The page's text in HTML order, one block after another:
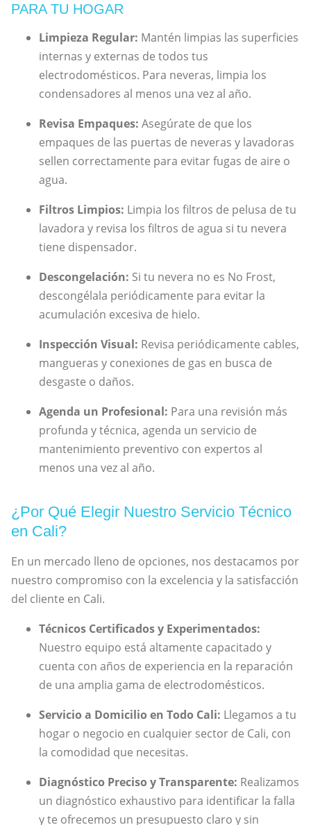
PARA TU HOGAR
Limpieza Regular: Mantén limpias las superficies
internas y externas de todos tus
electrodomésticos. Para neveras, limpia los
condensadores al menos una vez al año.
Revisa Empaques: Asegúrate de que los
empaques de las puertas de neveras y lavadoras
sellen correctamente para evitar fugas de aire o
agua.
Filtros Limpios: Limpia los filtros de pelusa de tu
lavadora y revisa los filtros de agua si tu nevera
tiene dispensador.
Descongelación: Si tu nevera no es No Frost,
descongélala periódicamente para evitar la
acumulación excesiva de hielo.
Inspección Visual: Revisa periódicamente cables,
mangueras y conexiones de gas en busca de
desgaste o daños.
Agenda un Profesional: Para una revisión más
profunda y técnica, agenda un servicio de
mantenimiento preventivo con expertos al
menos una vez al año.
¿Por Qué Elegir Nuestro Servicio Técnico
en Cali?
En un mercado lleno de opciones, nos destacamos por
nuestro compromiso con la excelencia y la satisfacción
del cliente en Cali.
Técnicos Certificados y Experimentados:
Nuestro equipo está altamente capacitado y
cuenta con años de experiencia en la reparación
de una amplia gama de electrodomésticos.
Servicio a Domicilio en Todo Cali: Llegamos a tu
hogar o negocio en cualquier sector de Cali, con
la comodidad que necesitas.
Diagnóstico Preciso y Transparente: Realizamos
un diagnóstico exhaustivo para identificar la falla
y te ofrecemos un presupuesto claro y sin